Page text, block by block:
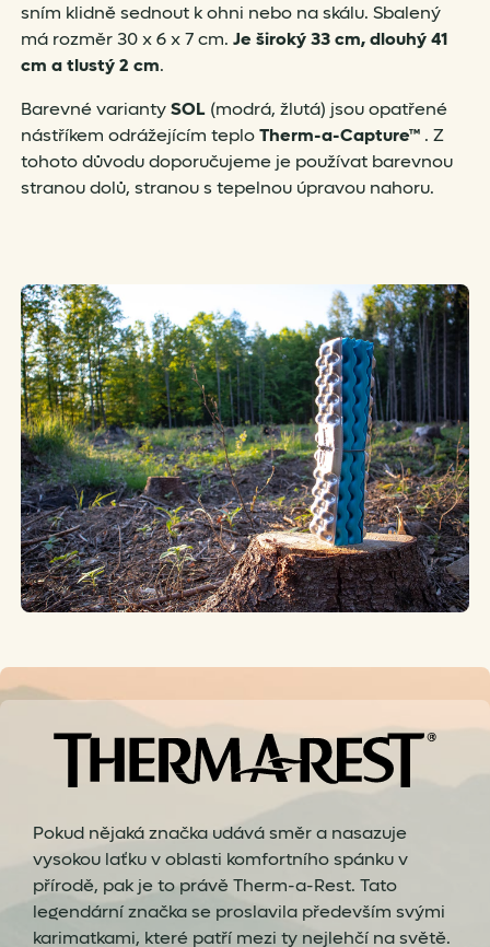
sním klidně sednout k ohni nebo na skálu. Sbalený
má rozměr 30 x 6 x 7 cm. Je široký 33 cm, dlouhý 41
cm a tlustý 2 cm.
Barevné variantySOL(modrá, žlutá) jsou opatřené
nástříkem odrážejícím teploTherm-a-Capture™. Z
tohoto důvodu doporučujeme je používat barevnou
stranou dolů, stranou s tepelnou úpravou nahoru.
Pokud nějaká značka udává směr a nasazuje
vysokou laťku v oblasti komfortního spánku v
přírodě, pak je to právě Therm-a-Rest. Tato
legendární značka se proslavila především svými
karimatkami, které patří mezi ty nejlehčí na světě.